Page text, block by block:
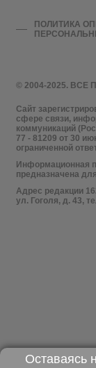
© 2004-2025.
Сайт
сфере связи,
коммуникаций
77 - 81209 от 30
ограниченной
Информационная
предназначена
Адрес редакции
ул. Гоголя, д. 43,
ПОЛИТИКА
Оставаясь